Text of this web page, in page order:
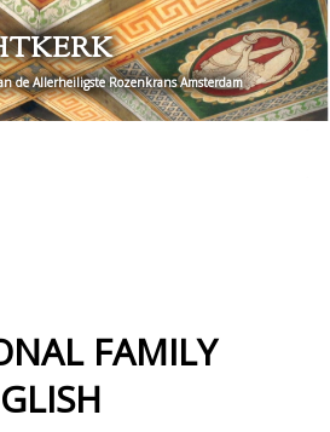
de Allerheiligste Rozenkrans Amsterdam
FAMILY